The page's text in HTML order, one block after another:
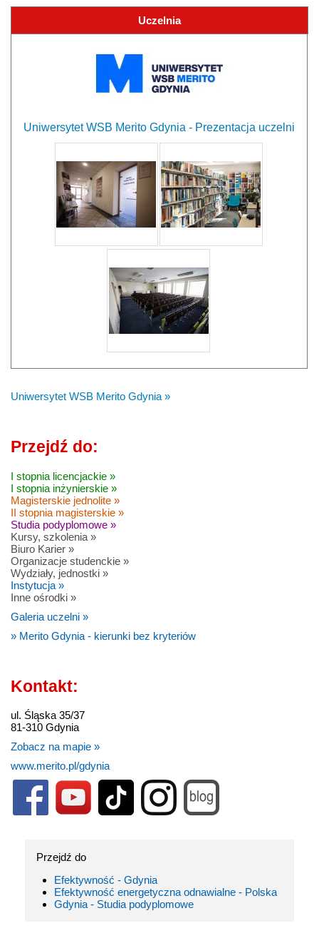
Uczelnia
Uniwersytet WSB Merito Gdynia - Prezentacja uczelni
Uniwersytet WSB Merito Gdynia »
Przejdź do:
I stopnia licencjackie »
I stopnia inżynierskie »
Magisterskie jednolite »
II stopnia magisterskie »
Studia podyplomowe »
Kursy, szkolenia »
Biuro Karier »
Organizacje studenckie »
Wydziały, jednostki »
Instytucja »
Inne ośrodki »
Galeria uczelni »
» Merito Gdynia - kierunki bez kryteriów
Kontakt:
ul. Śląska 35/37
81-310 Gdynia
Zobacz na mapie »
www.merito.pl/gdynia
Przejdź do
Efektywność - Gdynia
Efektywność energetyczna odnawialne - Polska
Gdynia - Studia podyplomowe